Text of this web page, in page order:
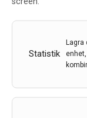
Statistik
denna gång i
belägen för alla